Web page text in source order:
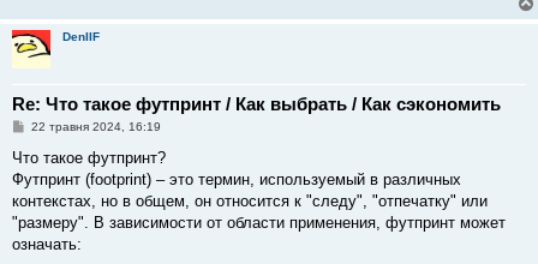
DenIIF
Re: Что такое футпринт / Как выбрать / Как сэкономить
П
в
д
о
л
е
22 травня 2024, 16:19
Что такое футпринт?
Футпринт (footprint) – это термин, используемый в различных
контекстах, но в общем, он относится к "следу", "отпечатку" или
"размеру". В зависимости от области применения, футпринт может
означать: